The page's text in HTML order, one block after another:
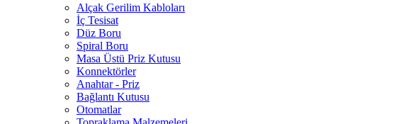
Alçak Gerilim Kabloları
İç Tesisat
Düz Boru
Spiral Boru
Masa Üstü Priz Kutusu
Konnektörler
Anahtar - Priz
Bağlantı Kutusu
Otomatlar